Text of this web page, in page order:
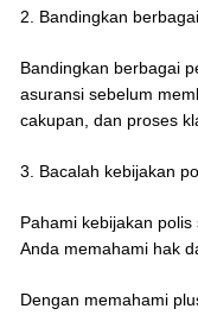
2. Bandingkan
Bandingkan berbagai
asuransi sebelum
cakupan, dan proses
3. Bacalah kebijakan
Pahami kebijakan
Anda memahami hak
Dengan memahami